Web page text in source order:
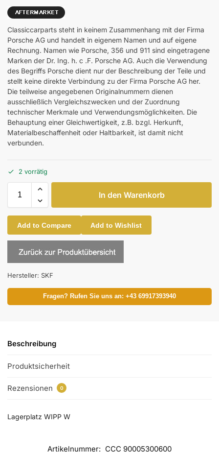
Classiccarparts steht in keinem Zusammenhang mit der Firma
Porsche AG und handelt in eigenem Namen und auf eigene
Rechnung. Namen wie Porsche, 356 und 911 sind eingetragene
Marken der Dr. Ing. h. c .F. Porsche AG. Auch die Verwendung
des Begriffs Porsche dient nur der Beschreibung der Teile und
stellt keine direkte Verbindung zu der Firma Porsche AG her.
Die teilweise angegebenen Originalnummern dienen
ausschließlich Vergleichszwecken und der Zuordnung
technischer Merkmale und Verwendungsmöglichkeiten. Die
Behauptung einer Gleichwertigkeit, z.B. bzgl. Herkunft,
Materialbeschaffenheit oder Haltbarkeit, ist damit nicht
verbunden.
2 vorrätig
In den Warenkorb
Add to Compare Add to Wishlist
Hersteller: SKF
Fragen? Rufen Sie uns an: +43 69917393940
Beschreibung
Produktsicherheit
Rezensionen 0
Lagerplatz WIPP W
Artikelnummer: CCC 90005300600